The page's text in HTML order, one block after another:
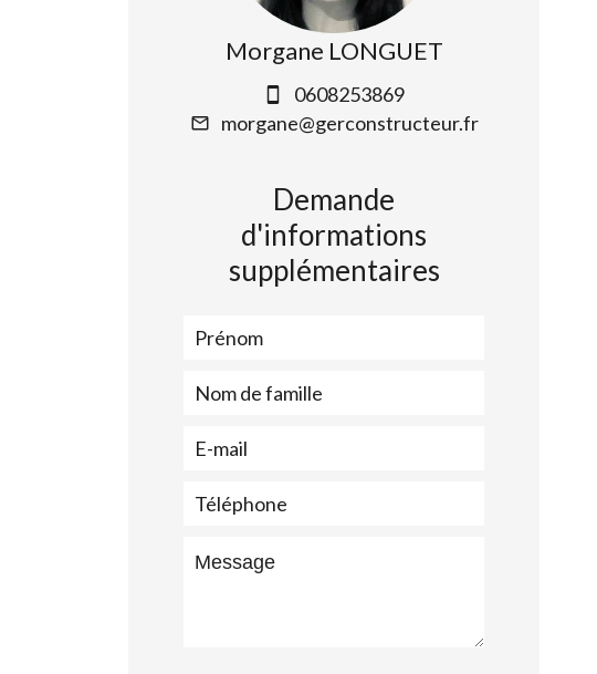
Morgane LONGUET
0608253869
morgane@gerconstructeur.fr
Demande
d'informations
supplémentaires